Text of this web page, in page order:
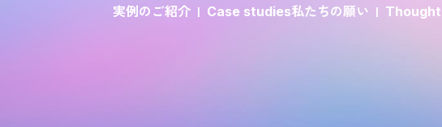
実例のご紹介 Case studies私たちの願い Thought